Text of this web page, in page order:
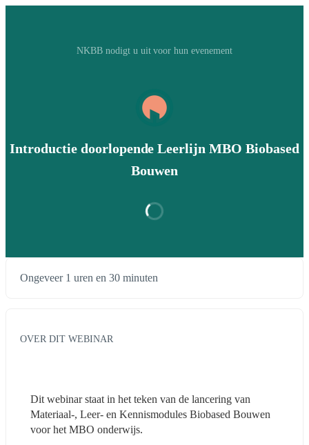
NKBB nodigt u uit voor hun evenement
Introductie doorlopende Leerlijn MBO Biobased
Bouwen
Ongeveer 1 uren en 30 minuten
OVER DIT WEBINAR
Dit webinar staat in het teken van de lancering van
Materiaal-, Leer- en Kennismodules Biobased Bouwen
voor het MBO onderwijs.